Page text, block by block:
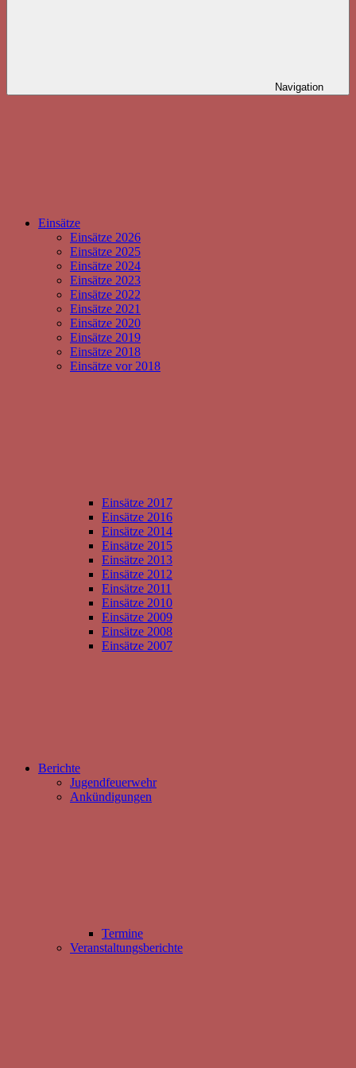
Navigation
Einsätze
Einsätze 2026
Einsätze 2025
Einsätze 2024
Einsätze 2023
Einsätze 2022
Einsätze 2021
Einsätze 2020
Einsätze 2019
Einsätze 2018
Einsätze vor 2018
Einsätze 2017
Einsätze 2016
Einsätze 2014
Einsätze 2015
Einsätze 2013
Einsätze 2012
Einsätze 2011
Einsätze 2010
Einsätze 2009
Einsätze 2008
Einsätze 2007
Berichte
Jugendfeuerwehr
Ankündigungen
Termine
Veranstaltungsberichte